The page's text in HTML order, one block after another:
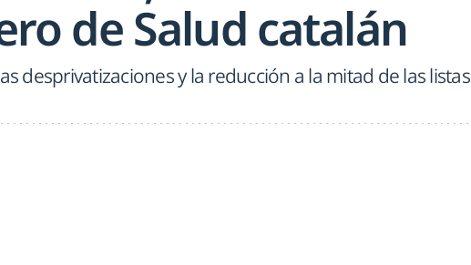
de Salud catalán
desprivatizaciones y la reducción a la mitad de las listas